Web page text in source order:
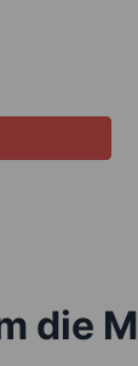
die